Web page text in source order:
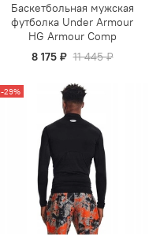
Баскетбольная мужская
футболка Under Armour
HG Armour Comp
8 175 ₽ 11 445 ₽
-29%